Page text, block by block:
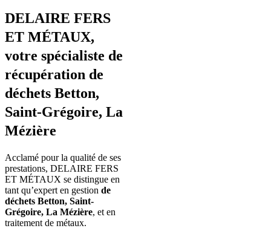
DELAIRE FERS
ET MÉTAUX,
votre spécialiste de
récupération de
déchets Betton,
Saint-Grégoire, La
Mézière
Acclamé pour la qualité de ses
prestations, DELAIRE FERS
ET MÉTAUX se distingue en
tant qu’expert en gestion de
déchets Betton, Saint-
Grégoire, La Mézière, et en
traitement de métaux.